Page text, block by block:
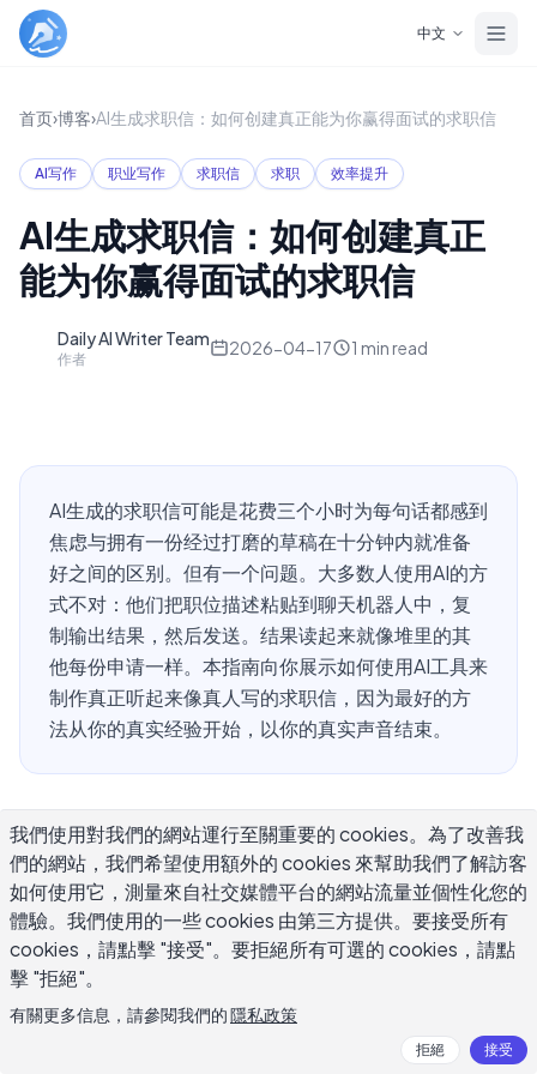
中文
首页›博客›AI生成求职信：如何创建真正能为你赢得面试的求职信
AI写作 职业写作 求职信 求职 效率提升
AI生成求职信：如何创建真正
能为你赢得面试的求职信
Daily AI Writer Team
作者
2026-04-17 1 min read
AI生成的求职信可能是花费三个小时为每句话都感到
焦虑与拥有一份经过打磨的草稿在十分钟内就准备
好之间的区别。但有一个问题。大多数人使用AI的方
式不对：他们把职位描述粘贴到聊天机器人中，复
制输出结果，然后发送。结果读起来就像堆里的其
他每份申请一样。本指南向你展示如何使用AI工具来
制作真正听起来像真人写的求职信，因为最好的方
法从你的真实经验开始，以你的真实声音结束。
什么是AI生成的求职信？
AI生成的求职信是借助人工智能写作工具起草的求职信。你
向AI提供关于你的背景、你想要的工作和职位发布中的具体
要求的信息。然后AI生成一份结构清晰、语法正确的信件，
你可以编辑并个性化。
关键词是"编辑"。谷歌和高盛等公司的招聘经理公开表示，
我們使用對我們的網站運行至關重要的 cookies。為了改善我
們的網站，我們希望使用額外的 cookies 來幫助我們了解訪客
如何使用它，測量來自社交媒體平台的網站流量並個性化您的
體驗。我們使用的一些 cookies 由第三方提供。要接受所有
cookies，請點擊 "接受"。要拒絕所有可選的 cookies，請點
擊 "拒絕"。
有關更多信息，請參閱我們的隱私政策
拒絕 接受